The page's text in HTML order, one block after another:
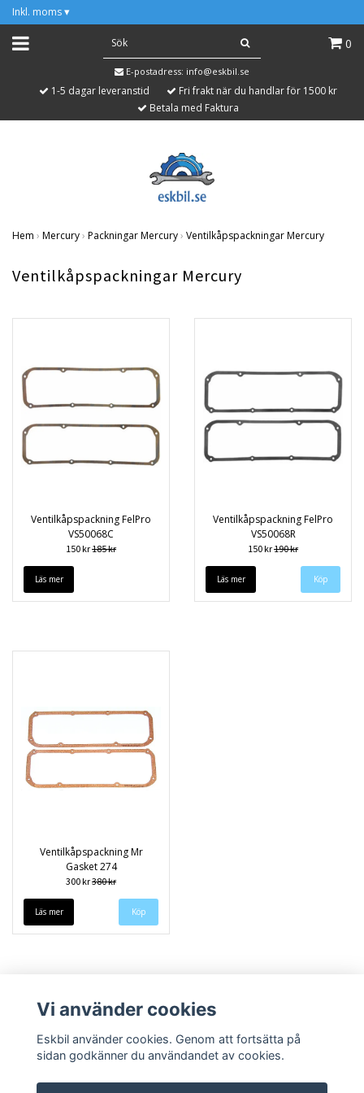
Inkl. moms ▾
0
E-postadress: info@eskbil.se
1-5 dagar leveranstid
Fri frakt när du handlar för 1500 kr
Betala med Faktura
Hem › Mercury› Packningar Mercury› Ventilkåpspackningar Mercury
Ventilkåpspackningar Mercury
Ventilkåpspackning FelPro
VS50068C
150 kr185 kr
Läs mer
Ventilkåpspackning FelPro
VS50068R
150 kr190 kr
Läs mer
Ventilkåpspackning Mr
Gasket 274
300 kr380 kr
Läs mer
Vi använder cookies
Eskbil använder cookies. Genom att fortsätta på
sidan godkänner du användandet av cookies.